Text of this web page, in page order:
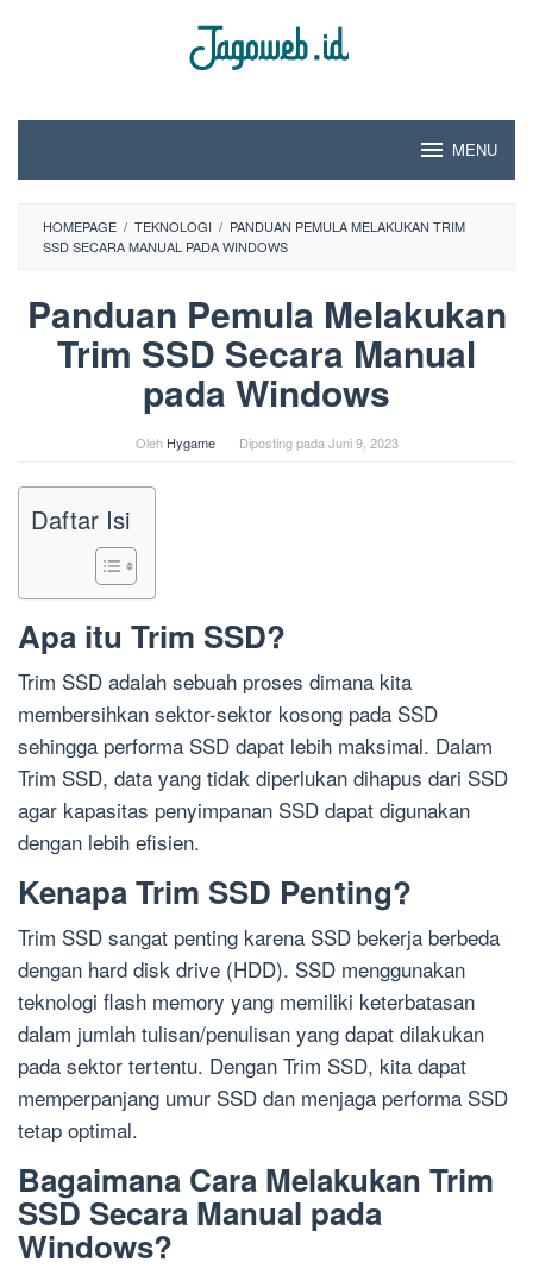
MENU
HOMEPAGE / TEKNOLOGI / PANDUAN PEMULA MELAKUKAN TRIM
SSD SECARA MANUAL PADA WINDOWS
Panduan Pemula Melakukan
Trim SSD Secara Manual
pada Windows
Oleh Hygame Diposting pada Juni 9, 2023
Daftar Isi
Apa itu Trim SSD?
Trim SSD adalah sebuah proses dimana kita
membersihkan sektor-sektor kosong pada SSD
sehingga performa SSD dapat lebih maksimal. Dalam
Trim SSD, data yang tidak diperlukan dihapus dari SSD
agar kapasitas penyimpanan SSD dapat digunakan
dengan lebih efisien.
Kenapa Trim SSD Penting?
Trim SSD sangat penting karena SSD bekerja berbeda
dengan hard disk drive (HDD). SSD menggunakan
teknologi flash memory yang memiliki keterbatasan
dalam jumlah tulisan/penulisan yang dapat dilakukan
pada sektor tertentu. Dengan Trim SSD, kita dapat
memperpanjang umur SSD dan menjaga performa SSD
tetap optimal.
Bagaimana Cara Melakukan Trim
SSD Secara Manual pada
Windows?